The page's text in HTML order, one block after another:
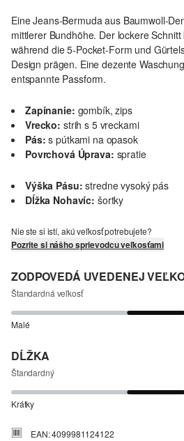
Eine Jeans-Bermuda aus Baumwoll-
mittlerer Bundhöhe. Der lockere
während die 5-Pocket-Form und
Design prägen. Eine dezente
entspannte Passform.
Zapínanie: gombík, zips
Vrecko: strih s 5 vreckami
Pás: s pútkami na opasok
Povrchová Úprava: spratie
Výška Pásu: stredne vysoký pás
Dĺžka Nohavíc: šortky
Nie ste si istí, akú veľkosť potrebujete?
Pozrite si nášho sprievodcu veľkosťami
ZODPOVEDÁ UVEDENEJ
Štandardná veľkosť
Malé
DĹŽKA
Štandardný
Krátky
EAN: 4099981124122